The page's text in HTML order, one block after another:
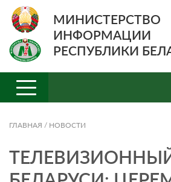
МИНИСТЕРСТВО
ИНФОРМАЦИИ
РЕСПУБЛИКИ
ГЛАВНАЯ / НОВОСТИ